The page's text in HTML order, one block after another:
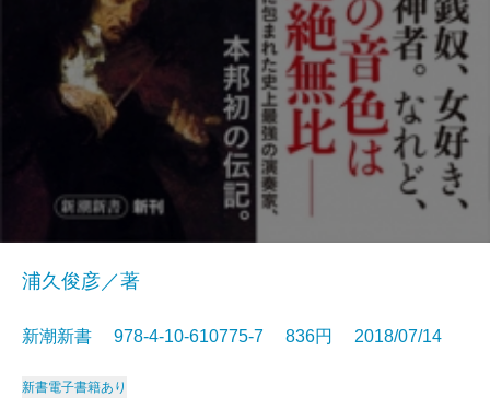
浦久俊彦／著
新潮新書 978-4-10-610775-7 836円 2018/07/14
新書電子書籍あり